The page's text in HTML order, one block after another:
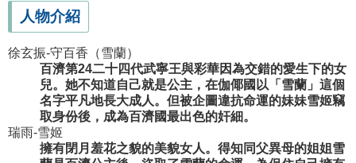
人物介紹
徐玄振-守百香（雪蘭）
百濟第24二十四代武寧王與彩華因為交錯的愛生下的女
兒。她不知道自己就是公主，在伽倻國以「雪蘭」這個
名字平凡地長大成人。但被企圖違抗命運的妹妹雪姬竊
取身​​份後，成為百濟國最出色的奸細。
瑞雨-雪姬
擁有閉月羞花之貌的美貌女人。得知同父異母的姐姐雪